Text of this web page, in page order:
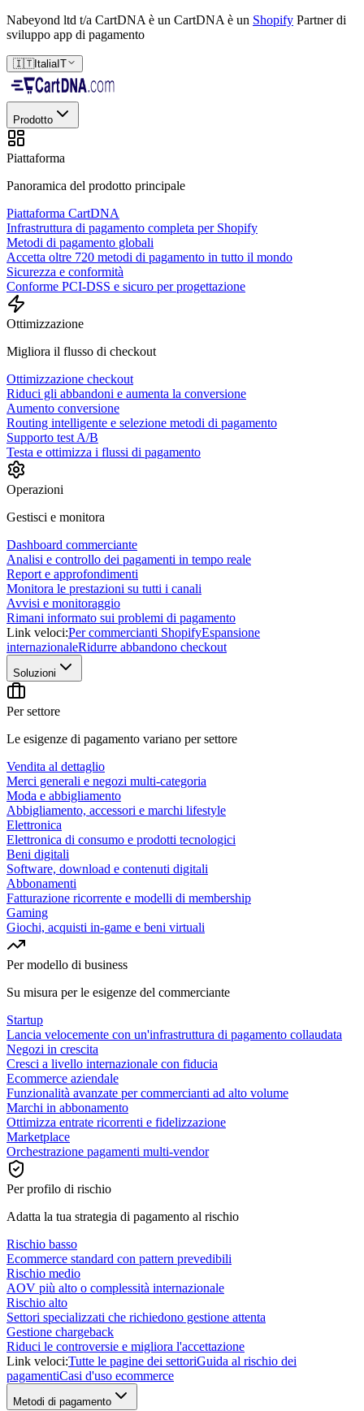
Nabeyond ltd t/a CartDNA è un CartDNA è un Shopify Partner di
sviluppo app di pagamento
🇮🇹ItaliaIT
Prodotto
Piattaforma
Panoramica del prodotto principale
Piattaforma CartDNA
Infrastruttura di pagamento completa per Shopify
Metodi di pagamento globali
Accetta oltre 720 metodi di pagamento in tutto il mondo
Sicurezza e conformità
Conforme PCI-DSS e sicuro per progettazione
Ottimizzazione
Migliora il flusso di checkout
Ottimizzazione checkout
Riduci gli abbandoni e aumenta la conversione
Aumento conversione
Routing intelligente e selezione metodi di pagamento
Supporto test A/B
Testa e ottimizza i flussi di pagamento
Operazioni
Gestisci e monitora
Dashboard commerciante
Analisi e controllo dei pagamenti in tempo reale
Report e approfondimenti
Monitora le prestazioni su tutti i canali
Avvisi e monitoraggio
Rimani informato sui problemi di pagamento
Link veloci:Per commercianti ShopifyEspansione
internazionaleRidurre abbandono checkout
Soluzioni
Per settore
Le esigenze di pagamento variano per settore
Vendita al dettaglio
Merci generali e negozi multi-categoria
Moda e abbigliamento
Abbigliamento, accessori e marchi lifestyle
Elettronica
Elettronica di consumo e prodotti tecnologici
Beni digitali
Software, download e contenuti digitali
Abbonamenti
Fatturazione ricorrente e modelli di membership
Gaming
Giochi, acquisti in-game e beni virtuali
Per modello di business
Su misura per le esigenze del commerciante
Startup
Lancia velocemente con un'infrastruttura di pagamento collaudata
Negozi in crescita
Cresci a livello internazionale con fiducia
Ecommerce aziendale
Funzionalità avanzate per commercianti ad alto volume
Marchi in abbonamento
Ottimizza entrate ricorrenti e fidelizzazione
Marketplace
Orchestrazione pagamenti multi-vendor
Per profilo di rischio
Adatta la tua strategia di pagamento al rischio
Rischio basso
Ecommerce standard con pattern prevedibili
Rischio medio
AOV più alto o complessità internazionale
Rischio alto
Settori specializzati che richiedono gestione attenta
Gestione chargeback
Riduci le controversie e migliora l'accettazione
Link veloci:Tutte le pagine dei settoriGuida al rischio dei
pagamentiCasi d'uso ecommerce
Metodi di pagamento